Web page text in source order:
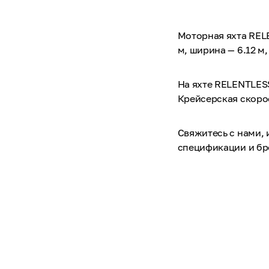
Моторная яхта
м, ширина — 6.12
На яхте
Крейсерская
Свяжитесь с нами,
спецификации и